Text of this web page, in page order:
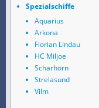
Spezialschiffe
Aquarius
Arkona
Florian Lindau
HC Miljoe
Scharhörn
Strelasund
Vilm